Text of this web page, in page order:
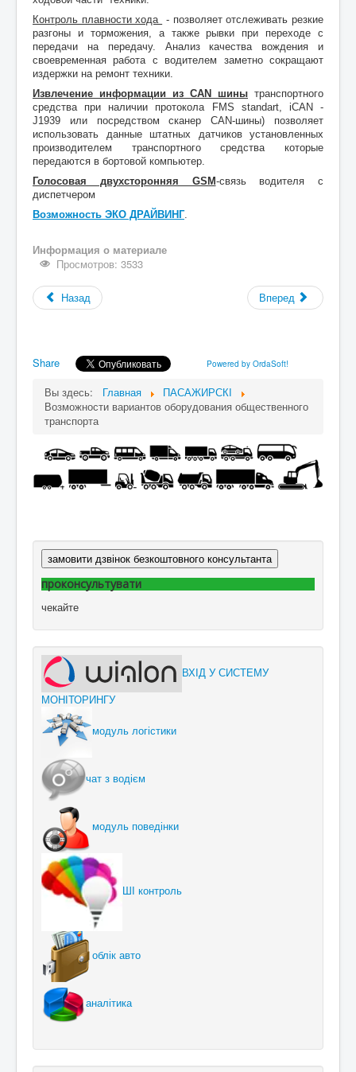
Контроль плавности хода
- позволяет отслеживать резкие
разгоны и торможения, а также рывки при переходе с
передачи на передачу. Анализ качества вождения и
своевременная работа с водителем заметно сокращают
издержки на ремонт техники.
Извлечение информации из CAN шины транспортного
средства при наличии
протокола FMS standart, iCAN -
J1939 или посредством сканер CAN-шины) позволяет
использовать данные штатных датчиков установленных
производителем транспортного средства которые
передаются в бортовой компьютер.
Голосовая двухсторонняя GSM-связь водителя с
диспетчером
Возможность ЭКО ДРАЙВИНГ.
Информация о материале
Просмотров: 3533
Назад Вперед
Share Powered by OrdaSoft!
Вы здесь: Главная
ПАСАЖИРСКІ
Возможности вариантов оборудования общественного
транспорта
замовити дзвінок безкоштовного консультанта
проконсультувати
чекайте
ВХІД У СИСТЕМУ
МОНІТОРИНГУ
модуль логістики
чат з водієм
модуль поведінки
ШІ контроль
облік авто
аналітика